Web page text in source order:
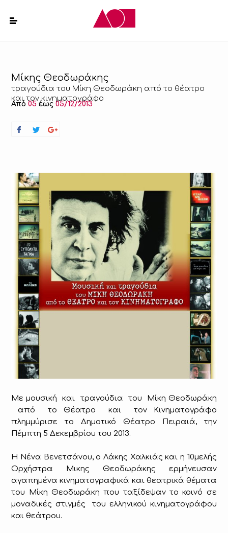
Μίκης Θεοδωράκης
τραγούδια του Μίκη Θεοδωράκη από το θέατρο
και τον κινηματογράφο
Από05 έως05/12/2013
Με μουσική και τραγούδια του Μίκη Θεοδωράκη
από το Θέατρο και τον Κινηματογράφο
πλημμύρισε το Δημοτικό Θέατρο Πειραιά, την
Πέμπτη 5 Δεκεμβρίου του 2013.
Η Νένα Βενετσάνου, ο Λάκης Χαλκιάς και η 10μελής
Ορχήστρα Μικης Θεοδωράκης ερμήνευσαν
αγαπημένα κινηματογραφικά και θεατρικά θέματα
του Μίκη Θεοδωράκη που ταξίδεψαν το κοινό σε
μοναδικές στιγμές του ελληνικού κινηματογράφου
και θεάτρου.